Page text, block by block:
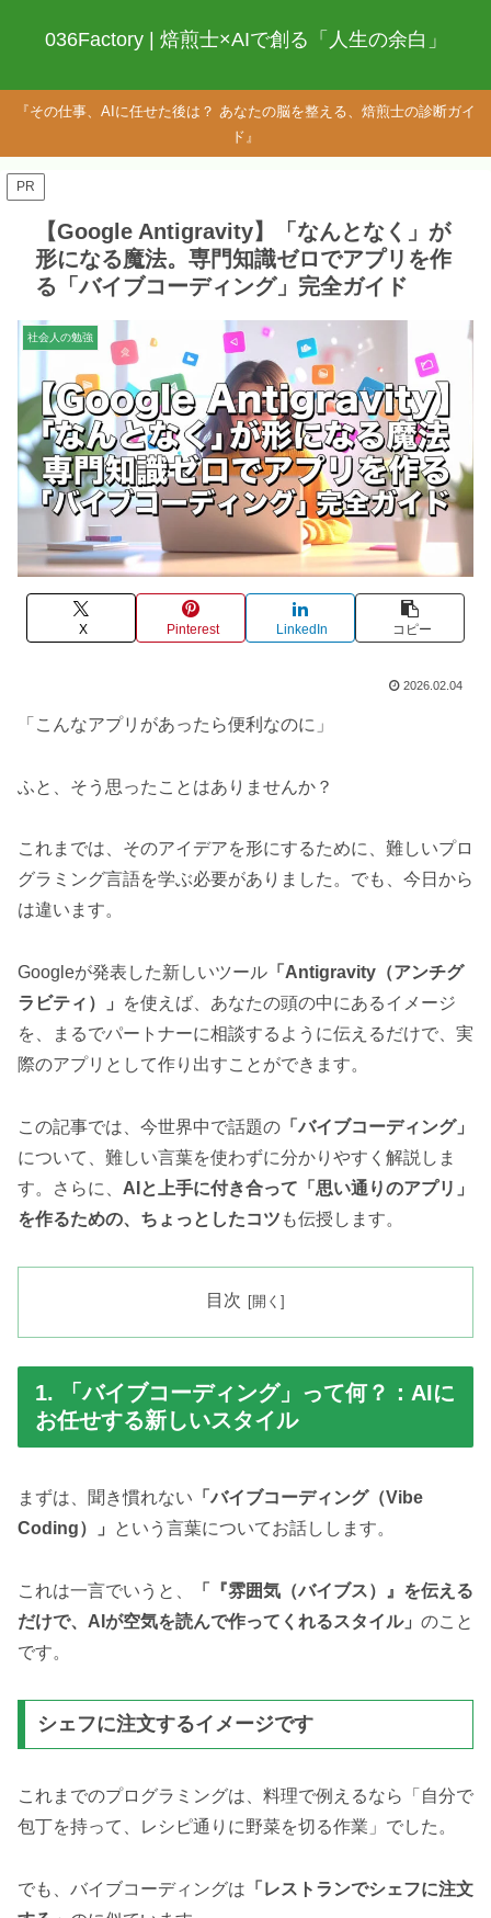
036Factory | 焙煎士×AIで創る「人生の余白」
『その仕事、AIに任せた後は？ あなたの脳を整える、焙煎士の診断ガイ
ド』
PR
【Google Antigravity】「なんとなく」が
形になる魔法。専門知識ゼロでアプリを作
る「バイブコーディング」完全ガイド
社会人の勉強
X Pinterest LinkedIn コピー
2026.02.04
「こんなアプリがあったら便利なのに」
ふと、そう思ったことはありませんか？
これまでは、そのアイデアを形にするために、難しいプロ
グラミング言語を学ぶ必要がありました。でも、今日から
は違います。
Googleが発表した新しいツール 「Antigravity（アンチグ
ラビティ）」
を使えば、あなたの頭の中にあるイメージ
を、まるでパートナーに相談するように伝えるだけで、実
際のアプリとして作り出すことができます。
この記事では、今世界中で話題の 「バイブコーディング」
について、難しい言葉を使わずに分かりやすく解説しま
す。さらに、 AIと上手に付き合って「思い通りのアプリ」
を作るための、ちょっとしたコツ も伝授します。
目次
1. 「バイブコーディング」って何？：AIに
お任せする新しいスタイル
まずは、聞き慣れない 「バイブコーディング（Vibe
Coding）」
という言葉についてお話しします。
これは一言でいうと、
「『雰囲気（バイブス）』を伝える
だけで、AIが空気を読んで作ってくれるスタイル」 のこと
です。
シェフに注文するイメージです
これまでのプログラミングは、料理で例えるなら「自分で
包丁を持って、レシピ通りに野菜を切る作業」でした。
でも、バイブコーディングは 「レストランでシェフに注文